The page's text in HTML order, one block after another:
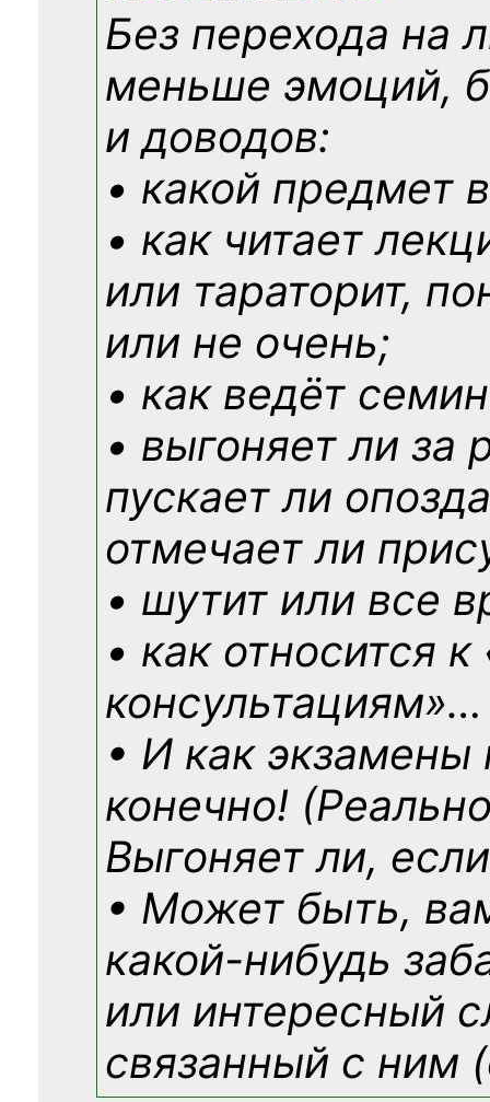
Без перехода на
меньше эмоций,
и доводов:
• какой предмет
• как читает
или тараторит,
или не очень;
• как ведёт
• выгоняет ли за
пускает ли
отмечает ли
• шутит или все
• как относится
консультациям»…
• И как экзамены
конечно!
Выгоняет ли,
• Может быть,
какой-нибудь
или интересный
связанный с ним